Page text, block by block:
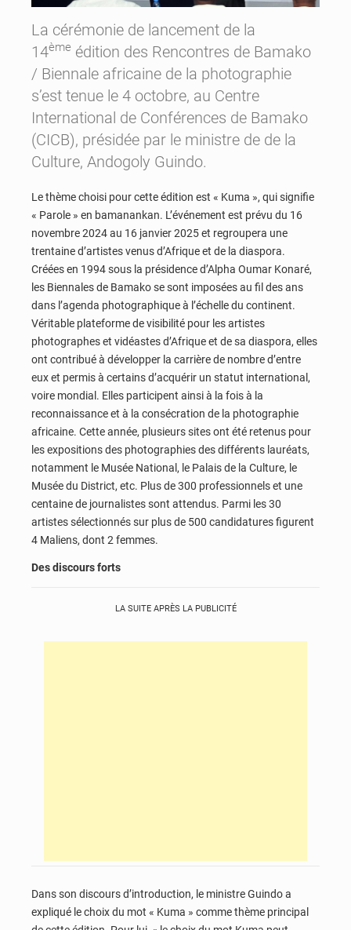
La cérémonie de lancement de la
14ème édition des Rencontres de Bamako
/ Biennale africaine de la photographie
s’est tenue le 4 octobre, au Centre
International de Conférences de Bamako
(CICB), présidée par le ministre de de la
Culture, Andogoly Guindo.
Le thème choisi pour cette édition est « Kuma », qui signifie
« Parole » en bamanankan. L’événement est prévu du 16
novembre 2024 au 16 janvier 2025 et regroupera une
trentaine d’artistes venus d’Afrique et de la diaspora.
Créées en 1994 sous la présidence d’Alpha Oumar Konaré,
les Biennales de Bamako se sont imposées au fil des ans
dans l’agenda photographique à l’échelle du continent.
Véritable plateforme de visibilité pour les artistes
photographes et vidéastes d’Afrique et de sa diaspora, elles
ont contribué à développer la carrière de nombre d’entre
eux et permis à certains d’acquérir un statut international,
voire mondial. Elles participent ainsi à la fois à la
reconnaissance et à la consécration de la photographie
africaine. Cette année, plusieurs sites ont été retenus pour
les expositions des photographies des différents lauréats,
notamment le Musée National, le Palais de la Culture, le
Musée du District, etc. Plus de 300 professionnels et une
centaine de journalistes sont attendus. Parmi les 30
artistes sélectionnés sur plus de 500 candidatures figurent
4 Maliens, dont 2 femmes.
Des discours forts
LA SUITE APRÈS LA PUBLICITÉ
Dans son discours d’introduction, le ministre Guindo a
expliqué le choix du mot « Kuma » comme thème principal